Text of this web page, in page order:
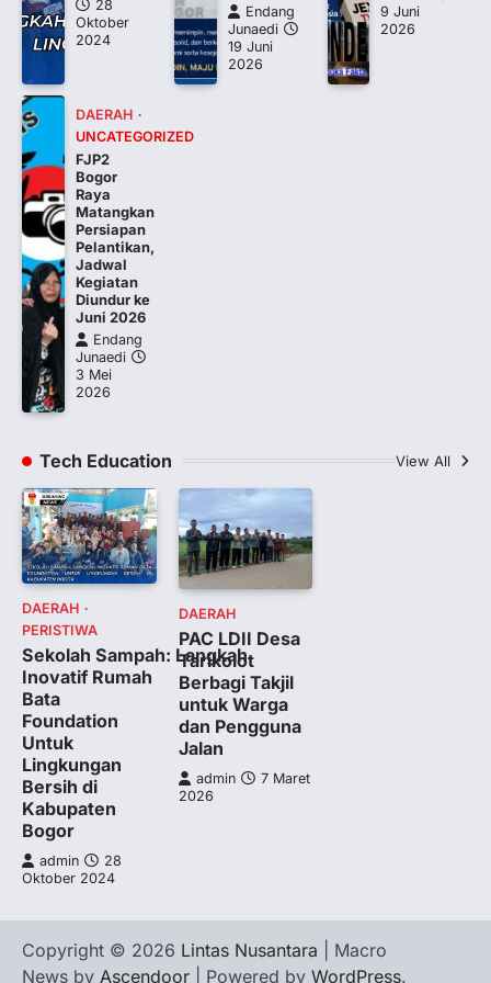
28
Oktober
2024
Endang
Junaedi
19 Juni
2026
9 Juni
2026
DAERAH
UNCATEGORIZED
FJP2
Bogor
Raya
Matangkan
Persiapan
Pelantikan,
Jadwal
Kegiatan
Diundur ke
Juni 2026
Endang
Junaedi
3 Mei
2026
Tech Education View All
DAERAH
PERISTIWA
Sekolah Sampah: Langkah
Inovatif Rumah
Bata
Foundation
Untuk
Lingkungan
Bersih di
Kabupaten
Bogor
admin
28
Oktober 2024
DAERAH
PAC LDII Desa
Tarikolot
Berbagi Takjil
untuk Warga
dan Pengguna
Jalan
admin
7 Maret
2026
Copyright © 2026 Lintas Nusantara | Macro
News by Ascendoor | Powered by WordPress.